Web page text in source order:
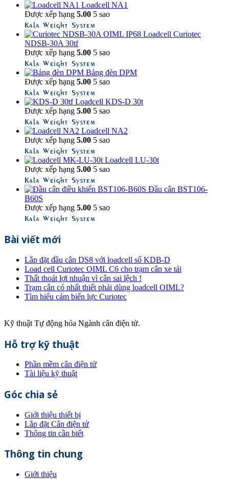
Loadcell NA1
Được xếp hạng 5.00 5 sao
Kala Weight System
Loadcell Curiotec
NDSB-30A 30tf
Được xếp hạng 5.00 5 sao
Kala Weight System
Bảng đèn DPM
Được xếp hạng 5.00 5 sao
Kala Weight System
Loadcell KDS-D 30t
Được xếp hạng 5.00 5 sao
Kala Weight System
Loadcell NA2
Được xếp hạng 5.00 5 sao
Kala Weight System
Loadcell LU-30t
Được xếp hạng 5.00 5 sao
Kala Weight System
Đầu cân BST106-
B60S
Được xếp hạng 5.00 5 sao
Kala Weight System
Bài viết mới
Lắp đặt đầu cân DS8 với loadcell số KDB-D
Load cell Curiotec OIML C6 cho trạm cân xe tải
Thất thoát lợi nhuận vì cân sai lệch !
Trạm cân có nhất thiết phải dùng loadcell OIML?
Tìm hiểu cảm biến lực Curiotec
Kỹ thuật Tự động hóa Ngành cân điện tử.
Hỗ trợ kỹ thuật
Phần mềm cân điện tử
Tài liệu kỹ thuật
Góc chia sẻ
Giới thiệu thiết bị
Lắp đặt Cân điện tử
Thông tin cần biết
Thông tin chung
Giới thiệu